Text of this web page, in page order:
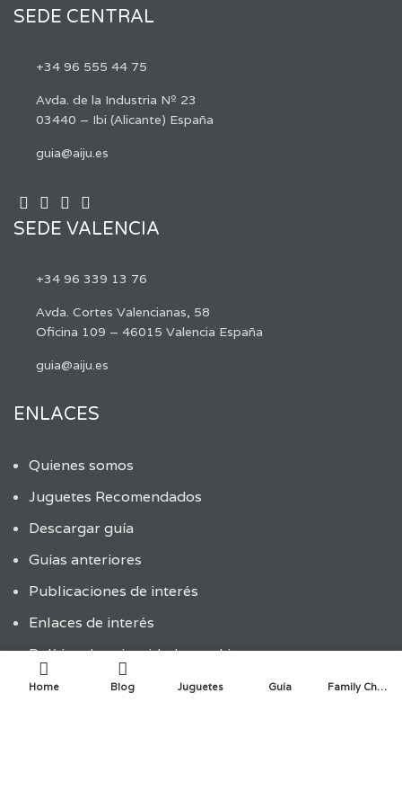
SEDE CENTRAL
+34 96 555 44 75
Avda. de la Industria Nº 23
03440 – Ibi (Alicante) España
guia@aiju.es
SEDE VALENCIA
+34 96 339 13 76
Avda. Cortes Valencianas, 58
Oficina 109 – 46015 Valencia España
guia@aiju.es
ENLACES
Quienes somos
Juguetes Recomendados
Descargar guía
Guías anteriores
Publicaciones de interés
Enlaces de interés
Política de privacidad y cookies
Home Blog Juguetes Guía Family Choice